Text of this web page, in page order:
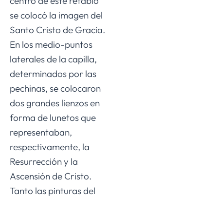
se colocó la imagen del
Santo Cristo de Gracia.
En los medio-puntos
laterales de la capilla,
determinados por las
pechinas, se colocaron
dos grandes lienzos en
forma de lunetos que
representaban,
respectivamente, la
Resurrección y la
Ascensión de Cristo.
Tanto las pinturas del